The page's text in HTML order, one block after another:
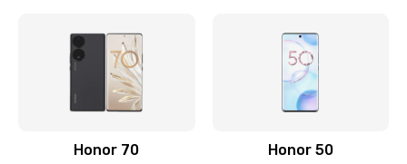
Замена задней крышки
Honor 70 Honor 50